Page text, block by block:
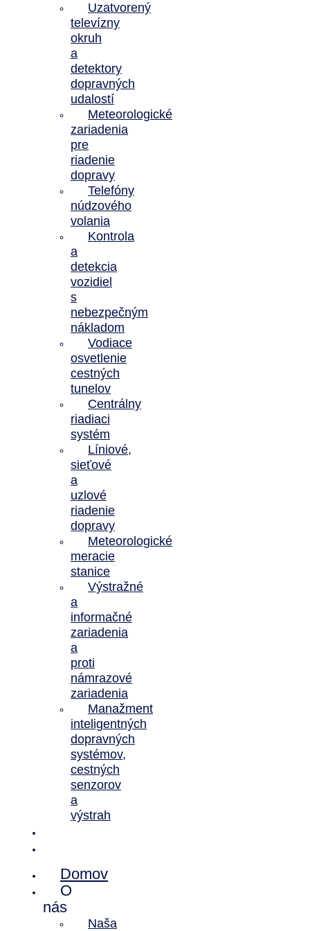
Uzatvorený
televízny
okruh
a
detektory
dopravných
udalostí
Meteorologické
zariadenia
pre
riadenie
dopravy
Telefóny
núdzového
volania
Kontrola
a
detekcia
vozidiel
s
nebezpečným
nákladom
Vodiace
osvetlenie
cestných
tunelov
Centrálny
riadiaci
systém
Líniové,
sieťové
a
uzlové
riadenie
dopravy
Meteorologické
meracie
stanice
Výstražné
a
informačné
zariadenia
a
proti
námrazové
zariadenia
Manažment
inteligentných
dopravných
systémov,
cestných
senzorov
a
výstrah
Domov
O
nás
Naša